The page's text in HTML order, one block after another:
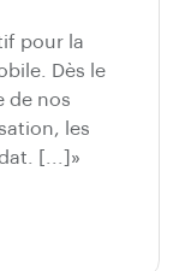
pour la
Dès le
de nos
les
[...]»